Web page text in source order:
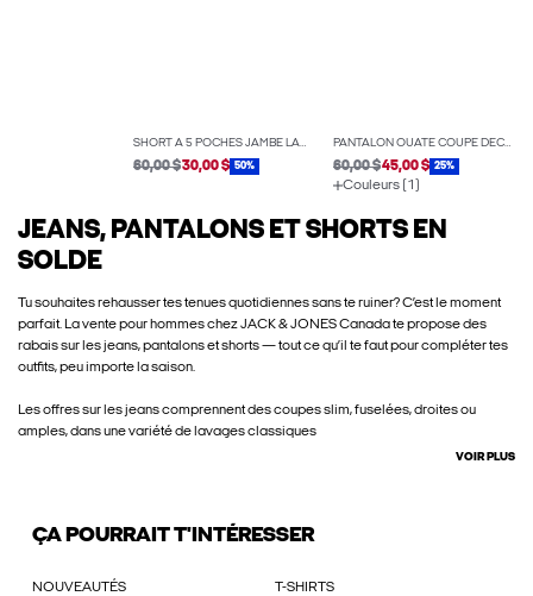
SHORT À 5 POCHES JAMBE LARGE
60,00 $30,00 $ 50%
PANTALON OUATÉ COUPE DÉCONTRACTÉE
60,00 $45,00 $ 25%
Couleurs (1)
JEANS, PANTALONS ET SHORTS EN
SOLDE
Tu souhaites rehausser tes tenues quotidiennes sans te ruiner? C’est le moment
parfait. La vente pour hommes chez JACK & JONES Canada te propose des
rabais sur les jeans, pantalons et shorts — tout ce qu’il te faut pour compléter tes
outfits, peu importe la saison.
Les offres sur les jeans comprennent des coupes slim, fuselées, droites ou
amples, dans une variété de lavages classiques
VOIR PLUS
ÇA POURRAIT T'INTÉRESSER
NOUVEAUTÉS T-SHIRTS